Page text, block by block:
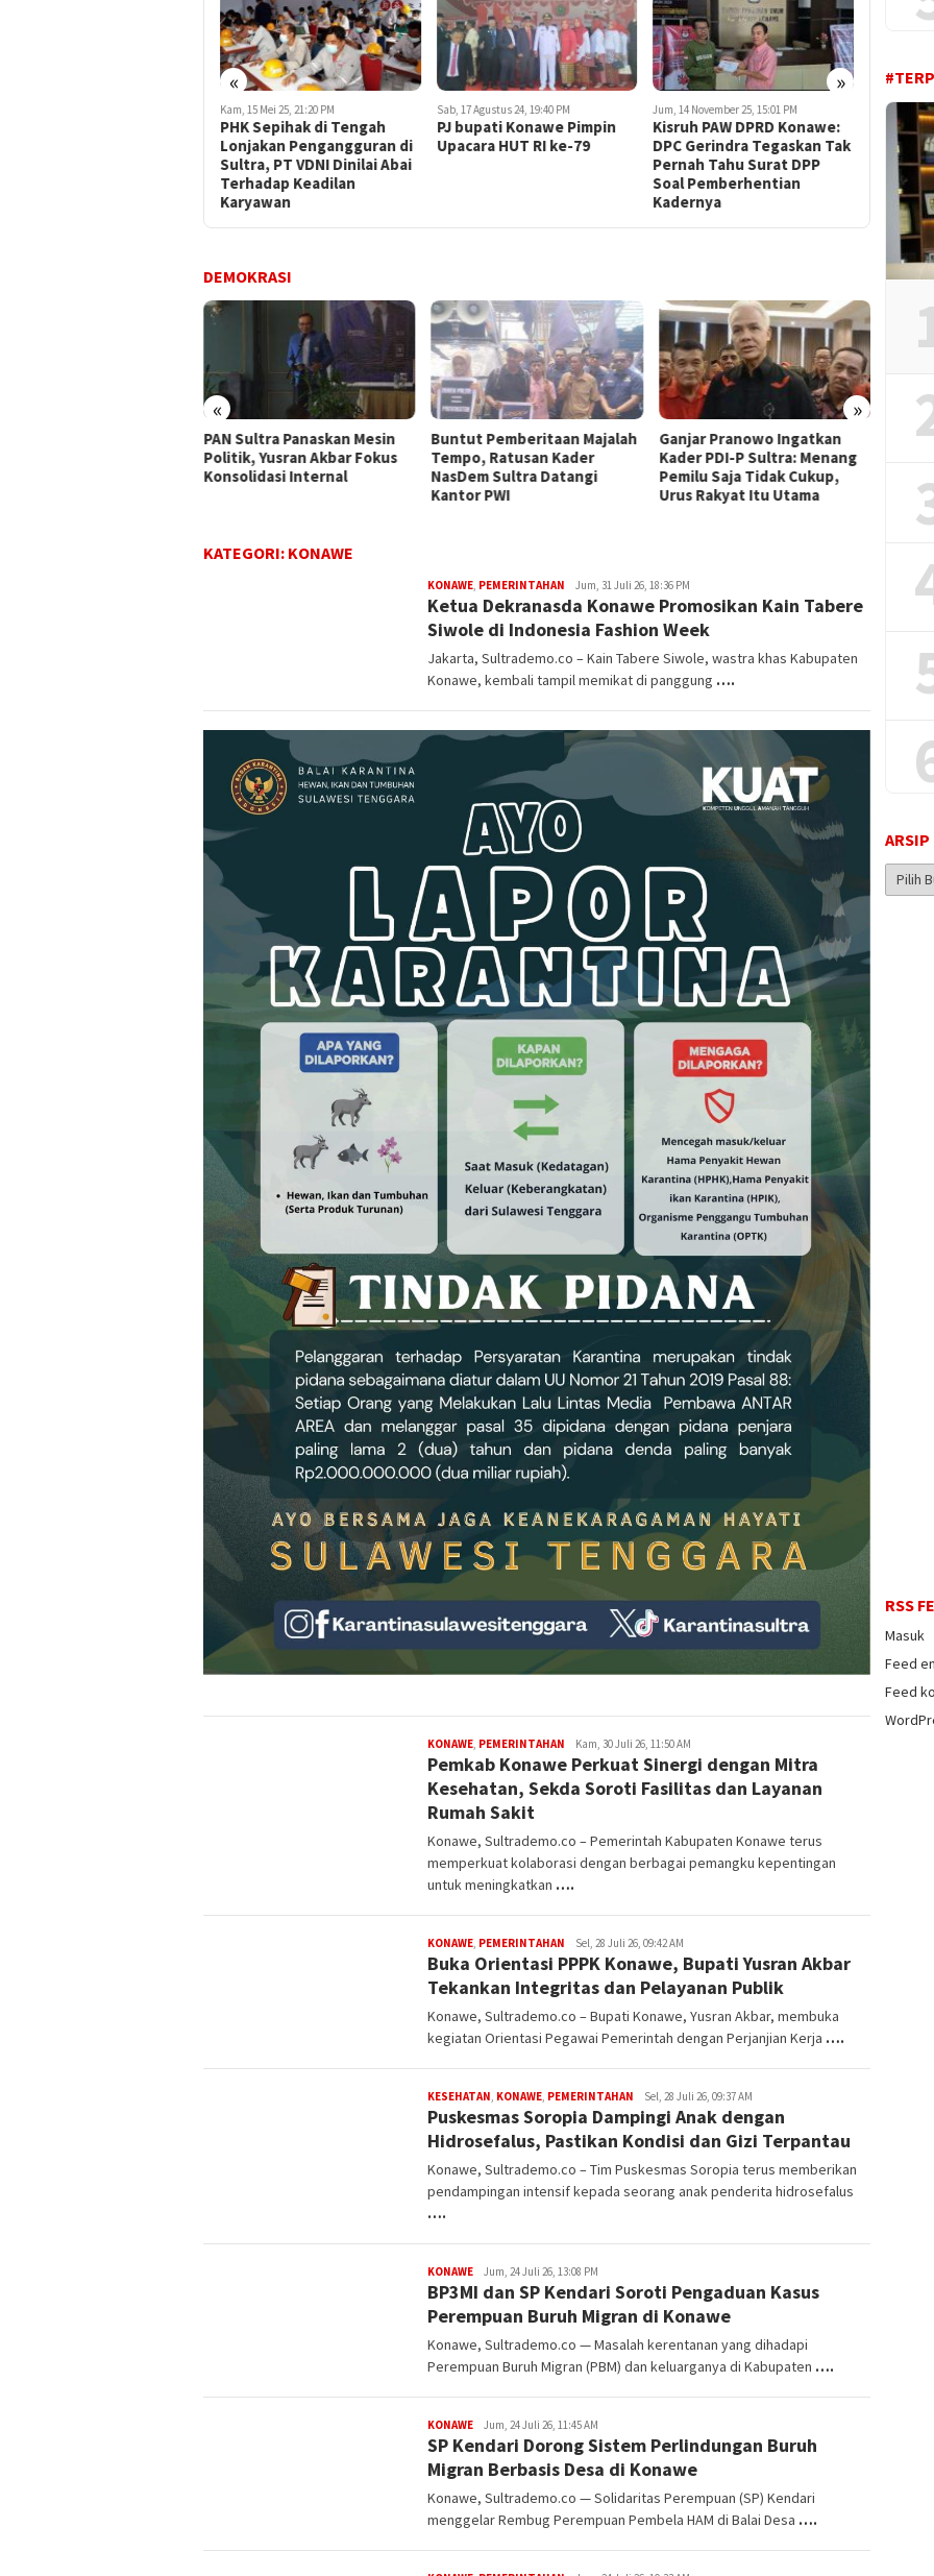
« »
Kam, 15 Mei 25, 21:20 PM
PHK Sepihak di Tengah
Lonjakan Pengangguran di
Sultra, PT VDNI Dinilai Abai
Terhadap Keadilan
Karyawan
Sab, 17 Agustus 24, 19:40 PM
PJ bupati Konawe Pimpin
Upacara HUT RI ke-79
Jum, 14 November 25, 15:01 PM
Kisruh PAW DPRD Konawe:
DPC Gerindra Tegaskan Tak
Pernah Tahu Surat DPP
Soal Pemberhentian
Kadernya
Rab, 11
PB-
dan
Segera
DEMOKRASI
« »
PAN Sultra Panaskan Mesin
Politik, Yusran Akbar Fokus
Konsolidasi Internal
Buntut Pemberitaan Majalah
Tempo, Ratusan Kader
NasDem Sultra Datangi
Kantor PWI
Ganjar Pranowo Ingatkan
Kader PDI-P Sultra: Menang
Pemilu Saja Tidak Cukup,
Urus Rakyat Itu Utama
KATEGORI: KONAWE
KONAWE, PEMERINTAHAN Muhammad
Sulhijah
Jum, 31 Juli 26, 18:36 PM
Ketua Dekranasda Konawe Promosikan Kain Tabere
Siwole di Indonesia Fashion Week
Jakarta, Sultrademo.co – Kain Tabere Siwole, wastra khas Kabupaten
Konawe, kembali tampil memikat di panggung ….
KONAWE, PEMERINTAHAN Muhammad
Sulhijah
Kam, 30 Juli 26, 11:50 AM
Pemkab Konawe Perkuat Sinergi dengan Mitra
Kesehatan, Sekda Soroti Fasilitas dan Layanan
Rumah Sakit
Konawe, Sultrademo.co – Pemerintah Kabupaten Konawe terus
memperkuat kolaborasi dengan berbagai pemangku kepentingan
untuk meningkatkan ….
KONAWE, PEMERINTAHAN Muhammad
Sulhijah
Sel, 28 Juli 26, 09:42 AM
Buka Orientasi PPPK Konawe, Bupati Yusran Akbar
Tekankan Integritas dan Pelayanan Publik
Konawe, Sultrademo.co – Bupati Konawe, Yusran Akbar, membuka
kegiatan Orientasi Pegawai Pemerintah dengan Perjanjian Kerja ….
KESEHATAN, KONAWE, PEMERINTAHAN Muhammad
Sulhijah
Sel, 28 Juli 26, 09:37 AM
Puskesmas Soropia Dampingi Anak dengan
Hidrosefalus, Pastikan Kondisi dan Gizi Terpantau
Konawe, Sultrademo.co – Tim Puskesmas Soropia terus memberikan
pendampingan intensif kepada seorang anak penderita hidrosefalus
….
KONAWE Muhammad
Sulhijah
Jum, 24 Juli 26, 13:08 PM
BP3MI dan SP Kendari Soroti Pengaduan Kasus
Perempuan Buruh Migran di Konawe
Konawe, Sultrademo.co — Masalah kerentanan yang dihadapi
Perempuan Buruh Migran (PBM) dan keluarganya di Kabupaten ….
KONAWE Muhammad
Sulhijah
Jum, 24 Juli 26, 11:45 AM
SP Kendari Dorong Sistem Perlindungan Buruh
Migran Berbasis Desa di Konawe
Konawe, Sultrademo.co — Solidaritas Perempuan (SP) Kendari
menggelar Rembug Perempuan Pembela HAM di Balai Desa ….
Arsip
Berita
RSS
Masuk
Feed
Feed